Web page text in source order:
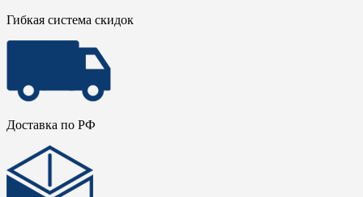
Гибкая система скидок
Доставка по РФ